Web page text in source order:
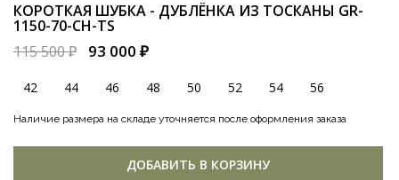
КОРОТКАЯ ШУБКА - ДУБЛЁНКА ИЗ ТОСКАНЫ GR-
1150-70-CH-TS
115 500 ₽
93 000 ₽
42 44 46 48 50 52 54 56
Наличие размера на складе уточняется после оформления заказа
ДОБАВИТЬ В КОРЗИНУ